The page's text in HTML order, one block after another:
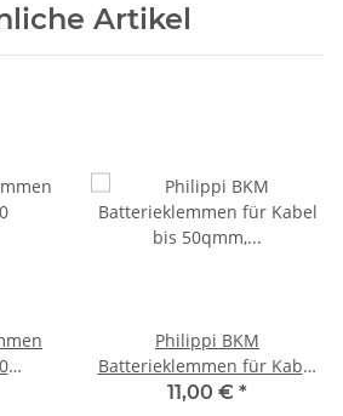
Artikel
Philippi BKM
Batterieklemmen für Kabel
bis 50qmm, 600080000
11,00 € *